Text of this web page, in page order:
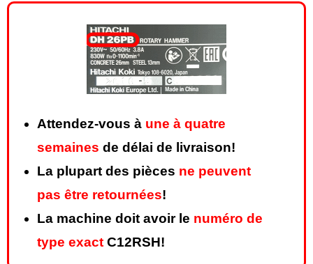
Attendez-vous à une à quatre
semaines de délai de livraison!
La plupart des pièces ne peuvent
pas être retournées!
La machine doit avoir le numéro de
type exact C12RSH!